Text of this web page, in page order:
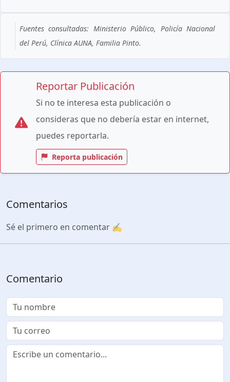
Fuentes consultadas: Ministerio Público, Policía Nacional
del Perú, Clínica AUNA, Familia Pinto.
Reportar Publicación
Si no te interesa esta publicación o
consideras que no debería estar en internet,
puedes reportarla.
Reporta publicación
Comentarios
Sé el primero en comentar ✍️
Comentario